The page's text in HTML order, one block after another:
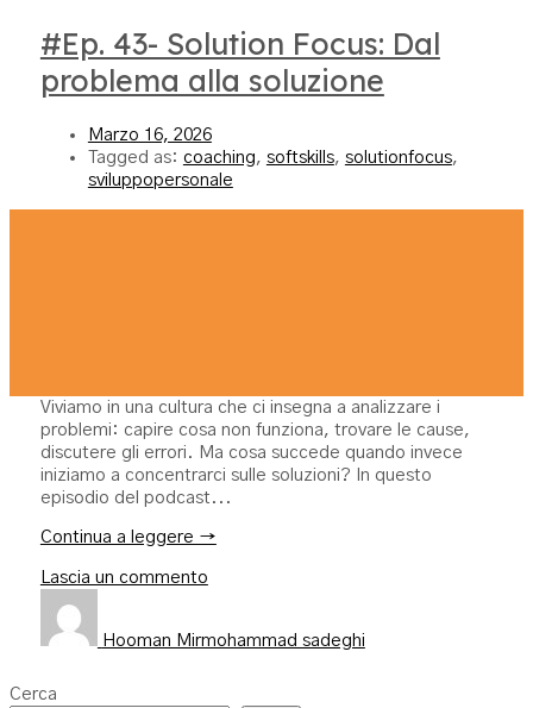
#Ep. 43- Solution Focus: Dal
problema alla soluzione
Marzo 16, 2026
Tagged as: coaching, softskills, solutionfocus,
sviluppopersonale
Viviamo in una cultura che ci insegna a analizzare i
problemi: capire cosa non funziona, trovare le cause,
discutere gli errori. Ma cosa succede quando invece
iniziamo a concentrarci sulle soluzioni? In questo
episodio del podcast...
Continua a leggere →
Lascia un commento
Hooman Mirmohammad sadeghi
Cerca